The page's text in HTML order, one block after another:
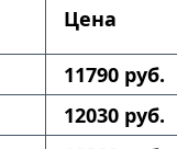
Цена
11790 руб.
12030 руб.